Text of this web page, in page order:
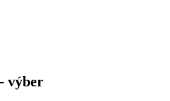
výber